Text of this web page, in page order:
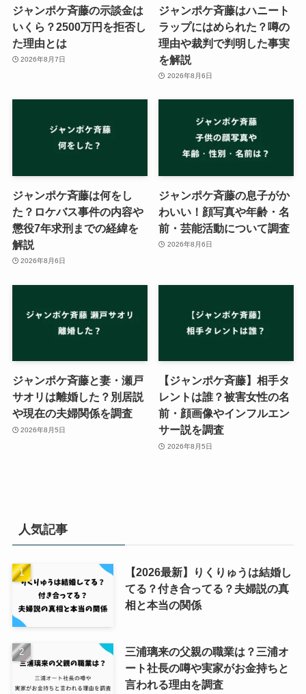
ジャンポケ斉藤の示談金は
いくら？2500万円を拒否し
た理由とは
2026年8月7日
ジャンポケ斉藤はハニート
ラップにはめられた？噂の
理由や裁判で判明した事実
を解説
2026年8月6日
ジャンポケ斉藤は何をし
た？ロケバス事件の内容や
懲役7年求刑までの経緯を
解説
2026年8月6日
ジャンポケ斉藤の息子がか
わいい！顔写真や年齢・名
前・芸能活動について調査
2026年8月6日
ジャンポケ斉藤と妻・瀬戸
サオリは離婚した？別居説
や現在の夫婦関係を調査
2026年8月5日
【ジャンポケ斉藤】相手タ
レントは誰？被害女性の名
前・顔画像やインフルエン
サー説を調査
2026年8月5日
人気記事
【2026最新】りくりゅうは結婚し
てる？付き合ってる？夫婦説の真
相と本当の関係
三浦璃来の父親の職業は？三浦オ
ート社長の噂や実家がお金持ちと
言われる理由を調査